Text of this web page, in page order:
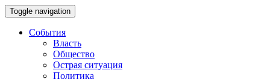
Toggle navigation
События
Власть
Общество
Острая ситуация
Политика